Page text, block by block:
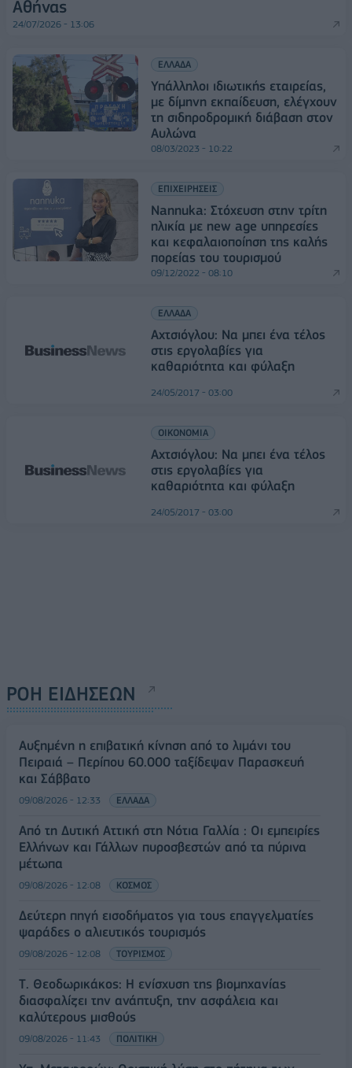
Αθήνας
24/07/2026 - 13:06
ΕΛΛΑΔΑ
Υπάλληλοι ιδιωτικής εταιρείας,
με δίμηνη εκπαίδευση, ελέγχουν
τη σιδηροδρομική διάβαση στον
Αυλώνα
08/03/2023 - 10:22
ΕΠΙΧΕΙΡΗΣΕΙΣ
Nannuka: Στόχευση στην τρίτη
ηλικία με new age υπηρεσίες
και κεφαλαιοποίηση της καλής
πορείας του τουρισμού
09/12/2022 - 08:10
ΕΛΛΑΔΑ
Αχτσιόγλου: Να μπει ένα τέλος
στις εργολαβίες για
καθαριότητα και φύλαξη
24/05/2017 - 03:00
ΟΙΚΟΝΟΜΙΑ
Αχτσιόγλου: Να μπει ένα τέλος
στις εργολαβίες για
καθαριότητα και φύλαξη
24/05/2017 - 03:00
ΡΟΗ ΕΙΔΗΣΕΩΝ
Αυξημένη η επιβατική κίνηση από το λιμάνι του
Πειραιά – Περίπου 60.000 ταξίδεψαν Παρασκευή
και Σάββατο
09/08/2026 - 12:33 ΕΛΛΑΔΑ
Από τη Δυτική Αττική στη Νότια Γαλλία : Οι εμπειρίες
Ελλήνων και Γάλλων πυροσβεστών από τα πύρινα
μέτωπα
09/08/2026 - 12:08 ΚΟΣΜΟΣ
Δεύτερη πηγή εισοδήματος για τους επαγγελματίες
ψαράδες ο αλιευτικός τουρισμός
09/08/2026 - 12:08 ΤΟΥΡΙΣΜΟΣ
Τ. Θεοδωρικάκος: Η ενίσχυση της βιομηχανίας
διασφαλίζει την ανάπτυξη, την ασφάλεια και
καλύτερους μισθούς
09/08/2026 - 11:43 ΠΟΛΙΤΙΚΗ